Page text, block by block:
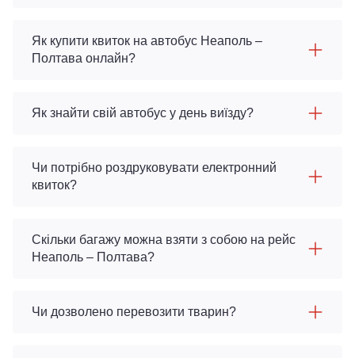
Як купити квиток на автобус Неаполь –
Полтава онлайн?
Як знайти свій автобус у день виїзду?
Чи потрібно роздруковувати електронний
квиток?
Скільки багажу можна взяти з собою на рейс
Неаполь – Полтава?
Чи дозволено перевозити тварин?